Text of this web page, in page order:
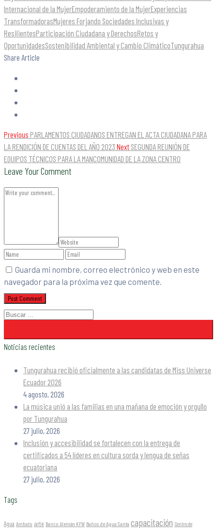
Internacional de la MujerEmpoderamiento de la MujerExperiencias
TransformadorasMujeres Forjando Sociedades Inclusivas y
ResilientesParticipación Ciudadana y DerechosRetos y
OportunidadesSostenibilidad Ambiental y Cambio ClimáticoTungurahua
Share Article
Previous PARLAMENTOS CIUDADANOS ENTREGAN EL ACTA CIUDADANA PARA
LA RENDICIÓN DE CUENTAS DEL AÑO 2023 Next SEGUNDA REUNIÓN DE
EQUIPOS TÉCNICOS PARA LA MANCOMUNIDAD DE LA ZONA CENTRO
Leave Your Comment
Guarda mi nombre, correo electrónico y web en este
navegador para la próxima vez que comente.
Noticias recientes
Tungurahua recibió oficialmente a las candidatas de Miss Universe
Ecuador 2026
4 agosto, 2026
La música unió a las familias en una mañana de emoción y orgullo
por Tungurahua
27 julio, 2026
Inclusión y accesibilidad se fortalecen con la entrega de
certificados a 54 líderes en cultura sorda y lengua de señas
ecuatoriana
27 julio, 2026
Tags
Agua Ambato arte Banco Alemán KFW Baños de Agua Santa capacitación Centro de